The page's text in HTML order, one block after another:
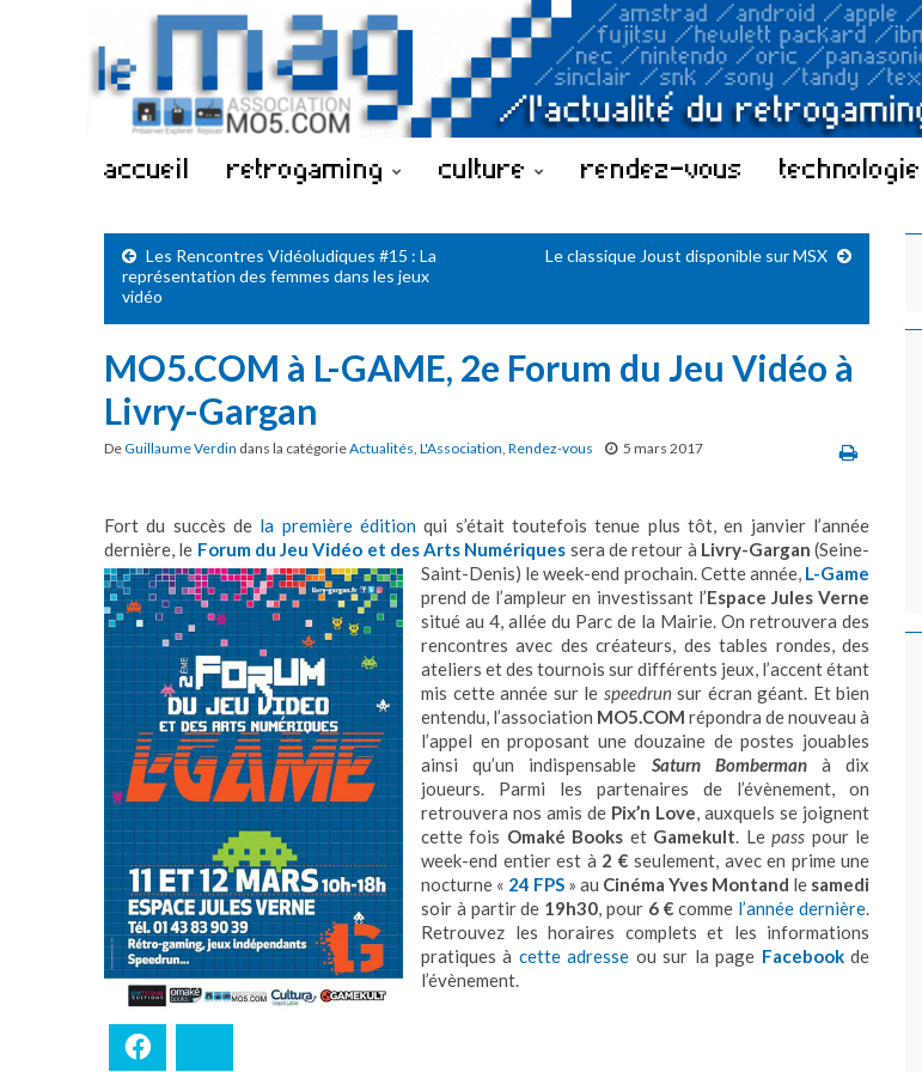
accueil retrogaming culture rendez-vous technologie
Les Rencontres Vidéoludiques #15 : La
représentation des femmes dans les jeux
vidéo
Le classique Joust disponible sur MSX
MO5.COM à L-GAME, 2e Forum du Jeu Vidéo à
Livry-Gargan
DeGuillaume Verdin dans la catégorieActualités, L'Association, Rendez-vous 5 mars 2017
Fort du succès de la première édition qui s’était toutefois tenue plus tôt, en janvier l’année
dernière, le Forum du Jeu Vidéo et des Arts Numériques sera de retour à Livry-Gargan (Seine-
Saint-Denis) le week-end prochain. Cette année, L-Game
prend de l’ampleur en investissant l’Espace Jules Verne
situé au 4, allée du Parc de la Mairie. On retrouvera des
rencontres avec des créateurs, des tables rondes, des
ateliers et des tournois sur différents jeux, l’accent étant
mis cette année sur le speedrunsur écran géant. Et bien
entendu, l’association MO5.COM répondra de nouveau à
l’appel en proposant une douzaine de postes jouables
ainsi qu’un indispensable Saturn Bombermanà dix
joueurs. Parmi les partenaires de l’évènement, on
retrouvera nos amis de Pix’n Love, auxquels se joignent
cette fois Omaké Books et Gamekult. Lepass pour le
week-end entier est à 2 € seulement, avec en prime une
nocturne « 24 FPS » au Cinéma Yves Montand le samedi
soir à partir de 19h30, pour 6 € comme l’année dernière.
Retrouvez les horaires complets et les informations
pratiques à cette adresse ou sur la page Facebookde
l’évènement.